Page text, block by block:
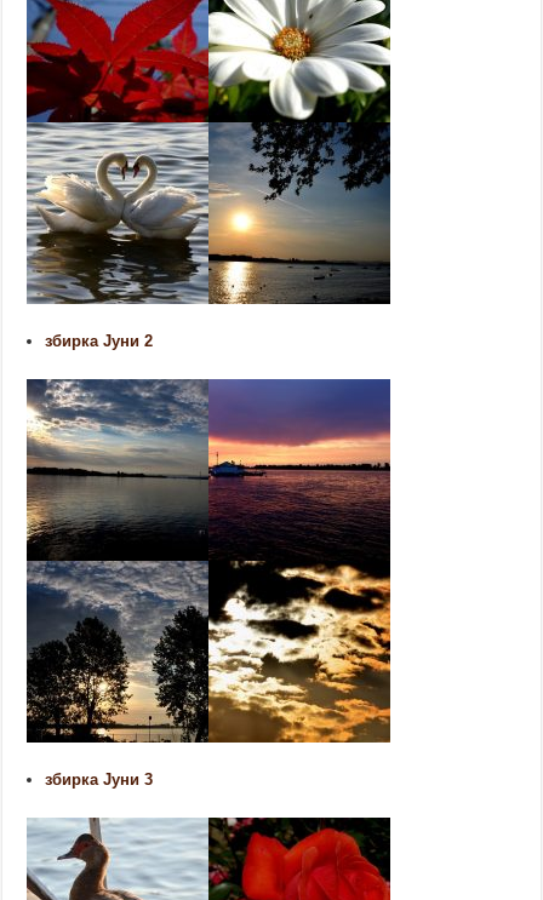
збирка Јуни 2
збирка Јуни 3